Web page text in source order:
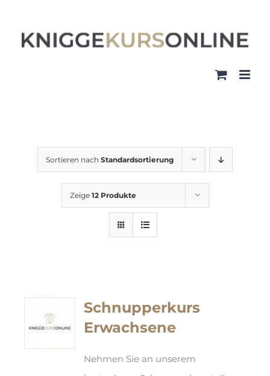
springen
Sortieren nach Standardsortierung
Zeige 12 Produkte
Schnupperkurs
Erwachsene
Nehmen Sie an unserem